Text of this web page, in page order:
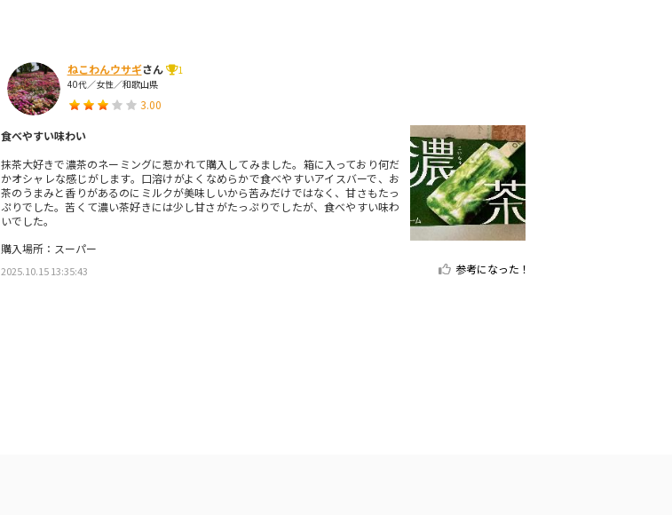
ねこわんウサギさん
1
40代／女性／和歌山県
3.00
食べやすい味わい
抹茶大好きで濃茶のネーミングに惹かれて購入してみました。箱に入っており何だ
かオシャレな感じがします。口溶けがよくなめらかで食べやすいアイスバーで、お
茶のうまみと香りがあるのにミルクが美味しいから苦みだけではなく、甘さもたっ
ぷりでした。苦くて濃い茶好きには少し甘さがたっぷりでしたが、食べやすい味わ
いでした。
購入場所：スーパー
2025.10.15 13:35:43 参考になった！